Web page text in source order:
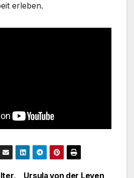
erleben.
Ursula von der Leyen